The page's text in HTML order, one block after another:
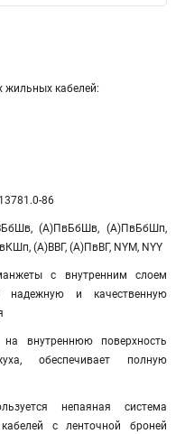
жильных кабелей:
86
(А)ПвБбШв, (А)ПвБбШп,
(А)ВВГ, (А)ПвВГ, NYM, NYY
с внутренним слоем
надежную и качественную
внутреннюю поверхность
обеспечивает полную
непаяная система
с ленточной броней